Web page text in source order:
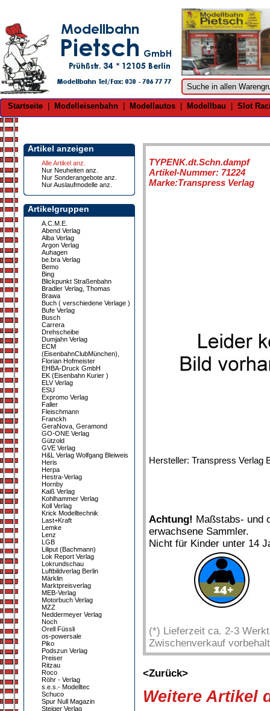
Startseite Modelleisenbahn Modellautos Modellbau Slot
Artikel anzeigen
Alle Artikel anz.
Nur Neuheiten anz.
Nur Sonderangebote anz.
Nur Auslaufmodelle anz.
Artikelgruppen
A.C.M.E.
Abend Verlag
Alba Verlag
Argon Verlag
Auhagen
be.bra Verlag
Bemo
Bing
Blickpunkt Straßenbahn
Bradler Verlag, Thomas
Brawa
Buch ( verschiedene Verlage )
Bufe Verlag
Busch
Carrera
Drehscheibe
Dumjahn Verlag
ECM
(EisenbahnClubMünchen),
Florian Hofmeister
EHBA-Druck GmbH
EK (Eisenbahn Kurier )
ELV Verlag
ESU
Expromo Verlag
Faller
Fleischmann
Franckh
GeraNova, Geramond
GO-ONE Verlag
Gützold
GVE Verlag
H&L Verlag Wolfgang Bleiweis
Heris
Herpa
Hestra-Verlag
Hornby
Kaiß Verlag
Kohlhammer Verlag
Koll Verlag
Krick Modelltechnik
Last+Kraft
Lemke
Lenz
LGB
Liliput (Bachmann)
Lok Report Verlag
Lokrundschau
Luftbildverlag Berlin
Märklin
Marktpreisverlag
MEB-Verlag
Motorbuch Verlag
MZZ
Neddermeyer Verlag
Noch
Orell Füssli
os-powersale
Piko
Podszun Verlag
Preiser
Ritzau
Roco
Röhr - Verlag
s.e.s.- Modelltec
Schuco
Spur Null Magazin
Steiger Verlag
TYPENK.dt.Schn.dampf
Artikel-Nummer: 71224
Marke:Transpress Verlag
Hersteller: Transpress Verlag
Achtung! Maßstabs- und
erwachsene Sammler.
Nicht für Kinder unter 14
(*) Lieferzeit ca. 2-3
Zwischenverkauf
<Zurück>
Weitere Artikel